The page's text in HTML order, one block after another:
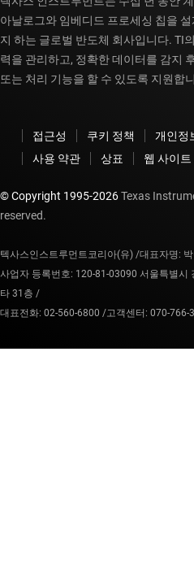
아날로그와 임베디드 프로세싱 칩을
지 하는 글로벌 반도체 회사입니다. TI
력을 관리하고, 정확한 데이터를 감지
또는 처리 기능을 할 수 있도록 지원합
접근성 쿠키 정책 개인정
사용 약관
상표 웹 사이트
© Copyright 1995-2026Texas
reserved.
텍사스인스트루먼트코리아(유) /대표자명:
사업자 등록번호: 120-81-03090 서울특별시
타 31층 /
대표전화: 02-560-6800 /고객센터: 070-766-